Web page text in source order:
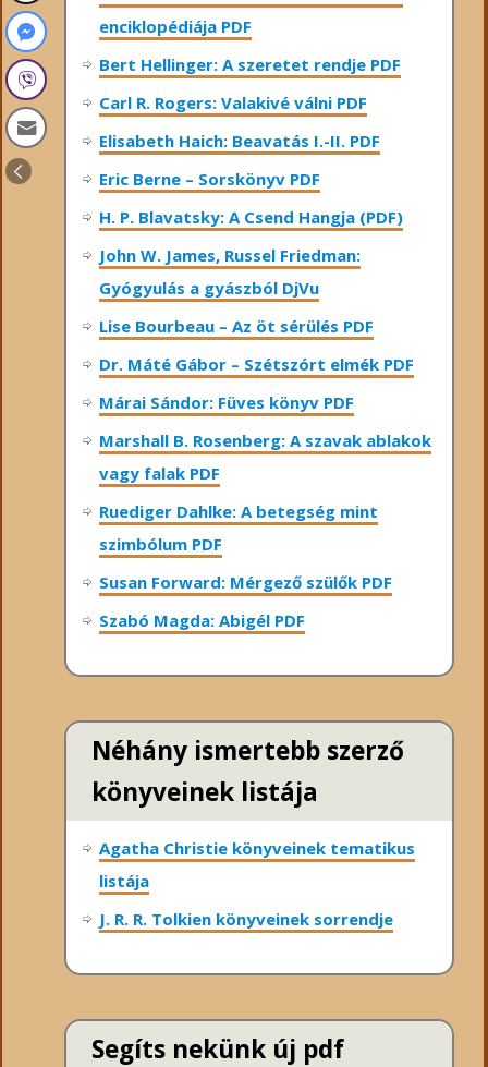
enciklopédiája PDF
Bert Hellinger: A ​szeretet rendje PDF
Carl R. Rogers: Valakivé válni PDF
Elisabeth Haich: Beavatás I.-II. PDF
Eric Berne – Sorskönyv PDF
H. P. Blavatsky: A Csend Hangja (PDF)
John W. James, Russel Friedman:
Gyógyulás a gyászból DjVu
Lise Bourbeau – Az öt sérülés PDF
Dr. Máté Gábor – Szétszórt elmék PDF
Márai Sándor: Füves könyv PDF
Marshall B. Rosenberg: A szavak ablakok
vagy falak PDF
Ruediger Dahlke: A betegség mint
szimbólum PDF
Susan Forward: Mérgező szülők PDF
Szabó Magda: Abigél PDF
Néhány ismertebb szerző
könyveinek listája
Agatha Christie könyveinek tematikus
listája
J. R. R. Tolkien könyveinek sorrendje
Segíts nekünk új pdf